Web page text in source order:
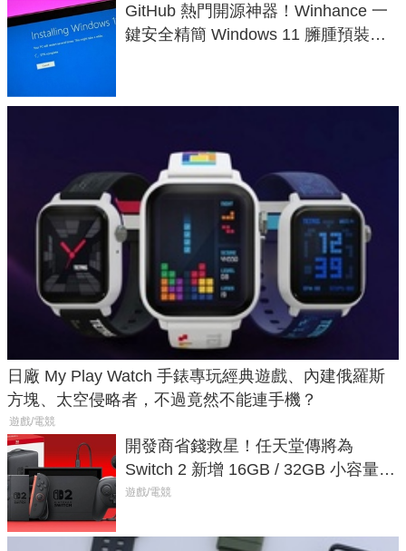
GitHub 熱門開源神器！Winhance 一
鍵安全精簡 Windows 11 臃腫預裝軟
日廠 My Play Watch 手錶專玩經典遊戲、內建俄羅斯
方塊、太空侵略者，不過竟然不能連手機？
遊戲/電競
開發商省錢救星！任天堂傳將為
Switch 2 新增 16GB / 32GB 小容量遊
戲卡的選擇
遊戲/電競